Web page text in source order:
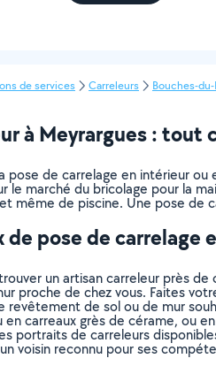
de services Carreleurs Bouches-
à Meyrargues : tout
pose de carrelage en intérieur ou
le marché du bricolage pour la
même de piscine. Une pose de
de pose de carrelage
un artisan carreleur près
proche de chez vous. Faites
revêtement de sol ou de mur
en carreaux grès de cérame, ou
portraits de carreleurs
voisin reconnu pour ses